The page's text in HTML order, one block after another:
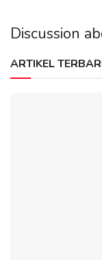
Discussion
ARTIKEL